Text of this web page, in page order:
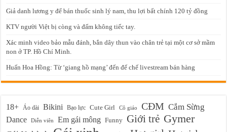
Giả danh lương y để bán thuốc sinh lý nam, thu lợi bất chính 120 tỷ đồng
KTV người Việt bị còng và đấm không tiếc tay.
Xác minh video bảo mẫu đánh, bắn dây thun vào chân trẻ tại một cơ sở mầm
non ở TP. Hồ Chí Minh.
Huấn Hoa Hồng: Từ ‘giang hồ mạng’ đến đế chế livestream bán hàng
18+ Áo dài Bikini Bạo lực Cute Girl Cô giáo CĐM Cắm Sừng
Dance Diễn viên Em gái mông Funny Giới trẻ Gymer